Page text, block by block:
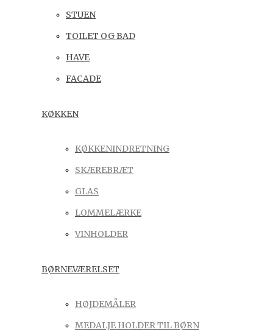
STUEN
TOILET OG BAD
HAVE
FACADE
KØKKEN
KØKKENINDRETNING
SKÆREBRÆT
GLAS
LOMMELÆRKE
VINHOLDER
BØRNEVÆRELSET
HØJDEMÅLER
MEDALJE HOLDER TIL BØRN